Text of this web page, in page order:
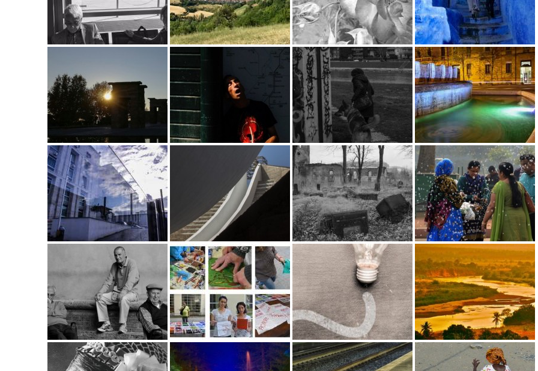
Il...
Leggi